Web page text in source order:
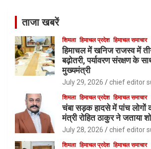
ताजा खबरें
शिमला हिमाचल प्रदेश हिमाचल समाचार
हिमाचल में खनिज राजस्व में
बढ़ोतरी, पर्यावरण संरक्षण के
मुख्यमंत्री
July 29, 2026 chief editor
शिमला हिमाचल प्रदेश हिमाचल समाचार
चंबा सड़क हादसे में पांच लोगों
मंत्री रोहित ठाकुर ने जताया
July 28, 2026 chief editor
शिमला हिमाचल प्रदेश हिमाचल समाचार